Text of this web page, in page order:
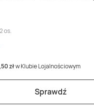
2 os.
złw Klubie Lojalnościowym
Sprawdź